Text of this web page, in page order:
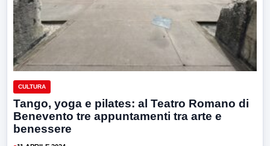
CULTURA
Tango, yoga e pilates: al Teatro Romano di
Benevento tre appuntamenti tra arte e
benessere